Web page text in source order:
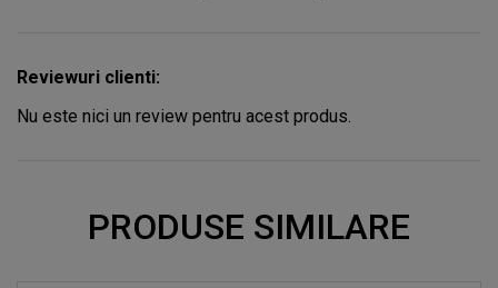
Reviewuri clienti:
Nu este nici un review pentru acest produs.
PRODUSE SIMILARE